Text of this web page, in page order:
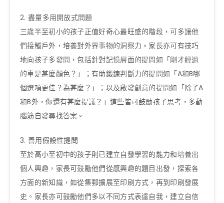
2. 盡量多用開放式問題
三歲半至初小的孩子正值好奇心最旺盛的階段，可多讓他
們接觸戶外，培養對外界事物的洞察力。家長亦可有技巧
地向孩子多發問，包括針對記憶層面的提問如「剛才經過
的車是甚麼顏色？」；有助鍛鍊判斷力的提問如「A和B哪
個選項更佳？為甚麼？」；以及啟發創意的提問如「除了A
和B外，你還有甚麼提議？」這些皆可鼓勵孩子思考，多動
腦筋自發尋找答案。
3. 善用假設性提問
至於高小至初中的孩子則已建立自發學習的能力和培養出
個人興趣，家長可鼓勵他們從感興趣的題目出發，探索各
方面的新知識，如從集郵擴展至印刷方式，再到印刷發展
史。家長亦可鼓勵他們多以不同方式表達自我，建立自信